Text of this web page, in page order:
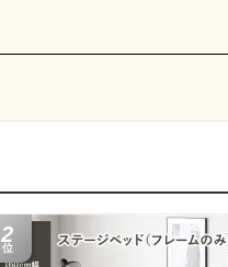
2
位